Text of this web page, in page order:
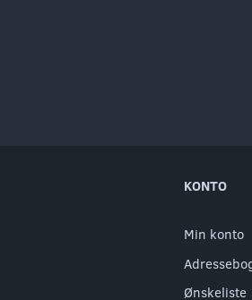
KONTO
Min konto
Ønskeliste